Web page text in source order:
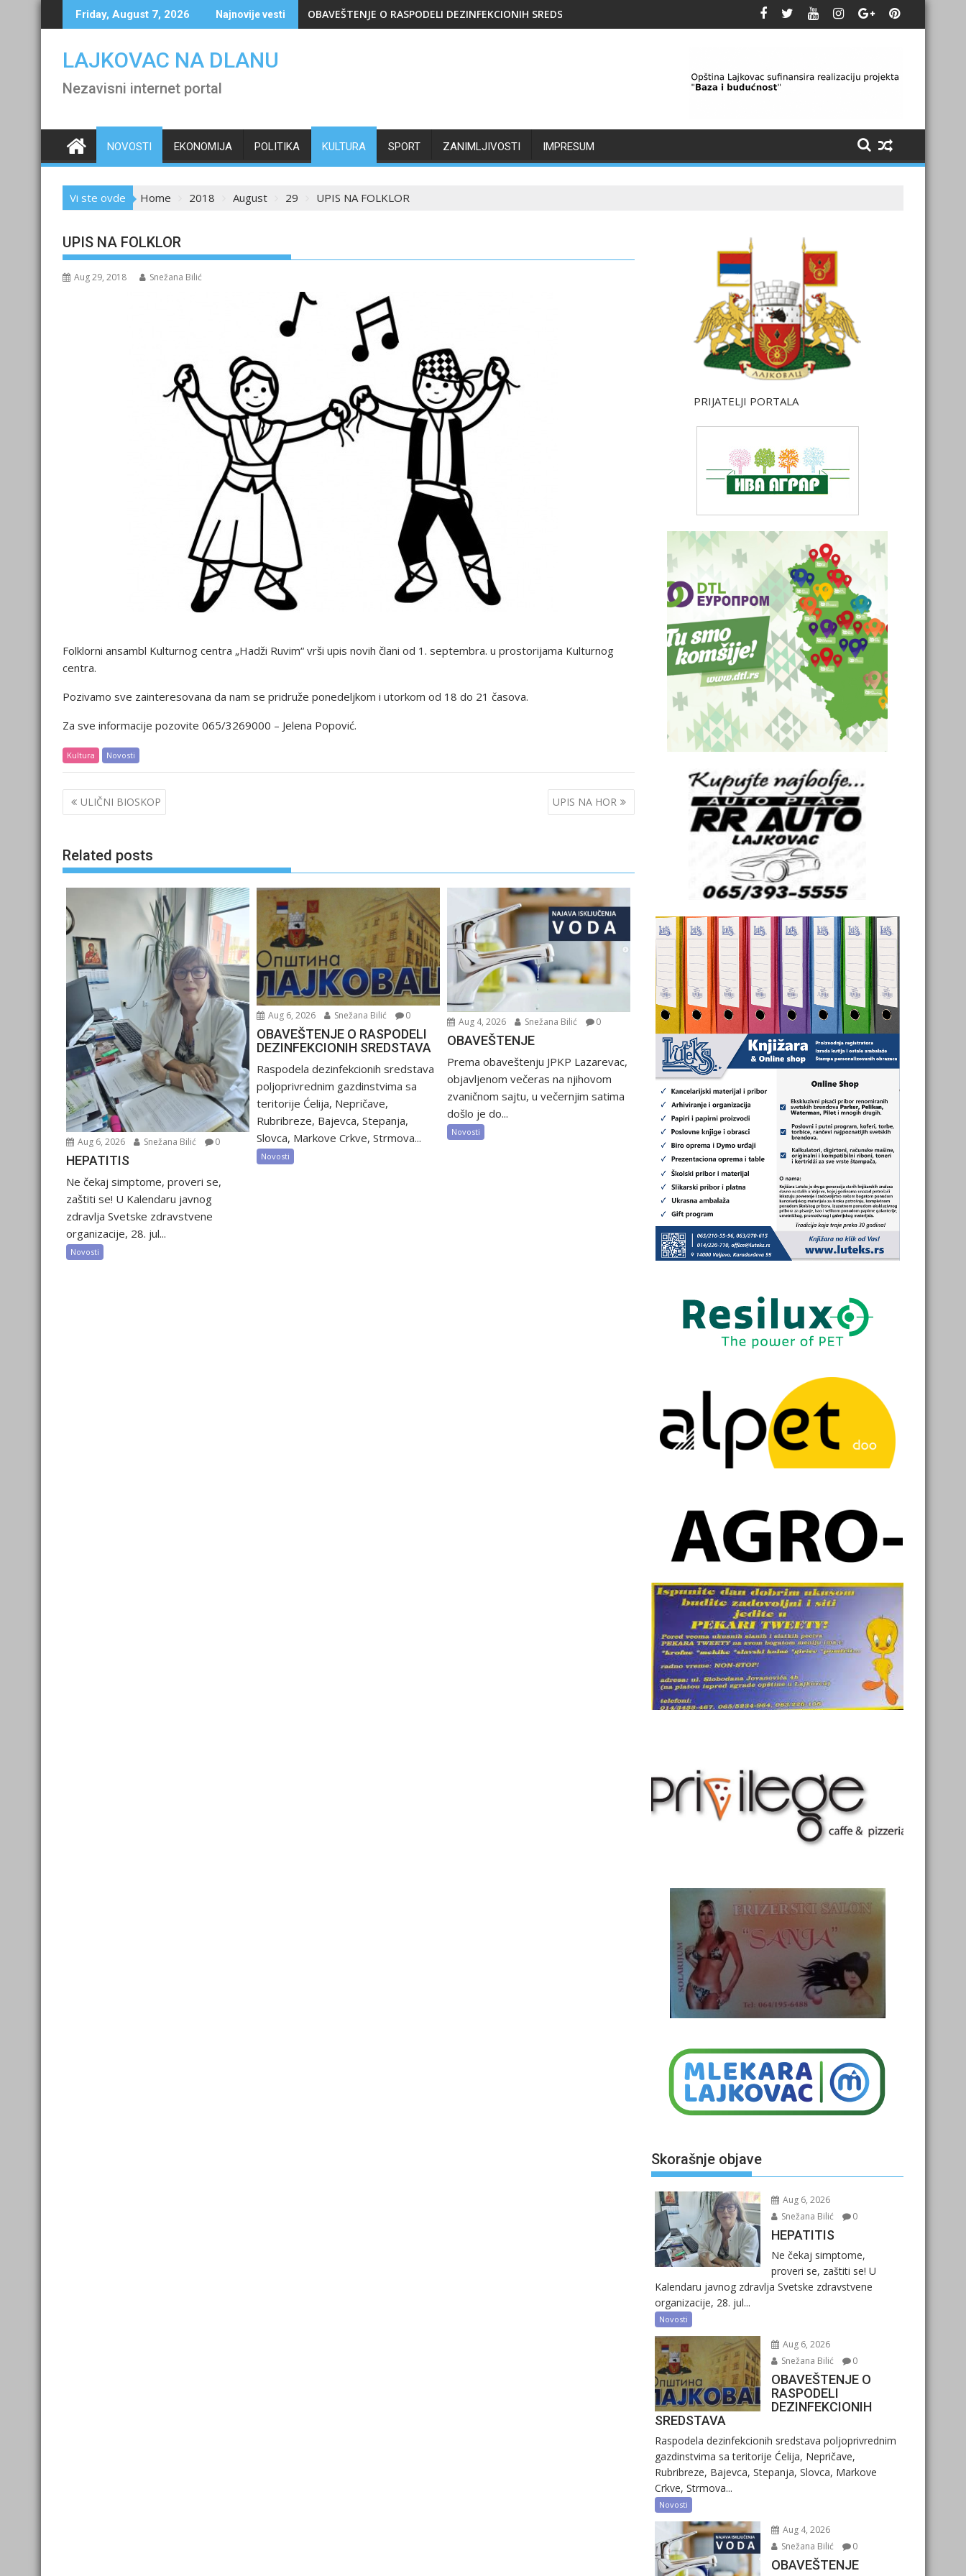
to
Friday, August 7, 2026 Najnovije vesti OBAVEŠTENJE O RASPODELI DEZINFEKCIONIH SREDSTAVA
LAJKOVAC NA DLANU
Nezavisni internet portal
NOVOSTI EKONOMIJA POLITIKA KULTURA SPORT ZANIMLJIVOSTI IMPRESUM
Vi ste ovde Home 2018 August 29 UPIS NA FOLKLOR
UPIS NA FOLKLOR
Aug 29, 2018 Snežana Bilić
Folklorni ansambl Kulturnog centra „Hadži Ruvim“ vrši upis novih člani od 1. septembra. u prostorijama Kulturnog
centra.
Pozivamo sve zainteresovana da nam se pridruže ponedeljkom i utorkom od 18 do 21 časova.
Za sve informacije pozovite 065/3269000 – Jelena Popović.
Kultura Novosti
Post
navigation
ULIČNI BIOSKOP UPIS NA HOR
Related posts
Aug 6, 2026 Snežana Bilić 0
HEPATITIS
Ne čekaj simptome, proveri se,
zaštiti se! U Kalendaru javnog
zdravlja Svetske zdravstvene
organizacije, 28. jul...
Novosti
Aug 6, 2026 Snežana Bilić 0
OBAVEŠTENJE O RASPODELI
DEZINFEKCIONIH SREDSTAVA
Raspodela dezinfekcionih sredstava
poljoprivrednim gazdinstvima sa
teritorije Ćelija, Nepričave,
Rubribreze, Bajevca, Stepanja,
Slovca, Markove Crkve, Strmova...
Novosti
Aug 4, 2026 Snežana Bilić 0
OBAVEŠTENJE
Prema obaveštenju JPKP Lazarevac,
objavljenom večeras na njihovom
zvaničnom sajtu, u večernjim satima
došlo je do...
Novosti
PRIJATELJI PORTALA
Skorašnje objave
Aug 6, 2026
Snežana Bilić
0
HEPATITIS
Ne čekaj simptome,
proveri se, zaštiti se! U
Kalendaru javnog zdravlja Svetske zdravstvene
organizacije, 28. jul...
Novosti
Aug 6, 2026
Snežana Bilić
0
OBAVEŠTENJE O
RASPODELI
DEZINFEKCIONIH
SREDSTAVA
Raspodela dezinfekcionih sredstava poljoprivrednim
gazdinstvima sa teritorije Ćelija, Nepričave,
Rubribreze, Bajevca, Stepanja, Slovca, Markove
Crkve, Strmova...
Novosti
Aug 4, 2026
Snežana Bilić
0
OBAVEŠTENJE